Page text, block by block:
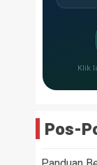
Klik
Pos-